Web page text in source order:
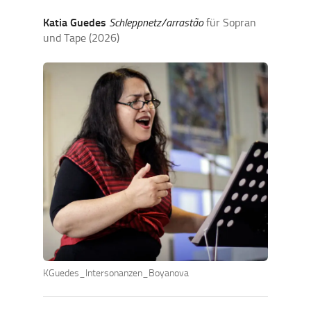
Katia Guedes Schleppnetz/arrastão für Sopran
und Tape (2026)
KGuedes_Intersonanzen_Boyanova